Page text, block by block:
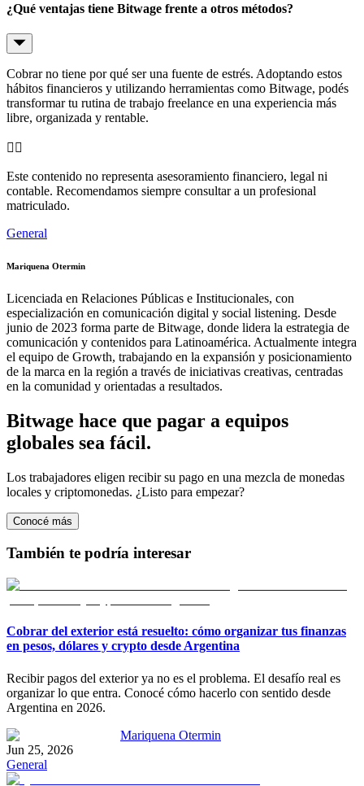
¿Qué ventajas tiene Bitwage frente a otros métodos?
Cobrar no tiene por qué ser una fuente de estrés. Adoptando estos
hábitos financieros y utilizando herramientas como Bitwage, podés
transformar tu rutina de trabajo freelance en una experiencia más
libre, organizada y rentable.
👉🏼
Este contenido no representa asesoramiento financiero, legal ni
contable. Recomendamos siempre consultar a un profesional
matriculado.
General
Mariquena Otermin
Licenciada en Relaciones Públicas e Institucionales, con
especialización en comunicación digital y social listening. Desde
junio de 2023 forma parte de Bitwage, donde lidera la estrategia de
comunicación y contenidos para Latinoamérica. Actualmente integra
el equipo de Growth, trabajando en la expansión y posicionamiento
de la marca en la región a través de iniciativas creativas, centradas
en la comunidad y orientadas a resultados.
Bitwage hace que pagar a equipos
globales sea fácil.
Los trabajadores eligen recibir su pago en una mezcla de monedas
locales y criptomonedas. ¿Listo para empezar?
Conocé más
También te podría interesar
Cobrar del exterior está resuelto: cómo organizar tus finanzas
en pesos, dólares y crypto desde Argentina
Recibir pagos del exterior ya no es el problema. El desafío real es
organizar lo que entra. Conocé cómo hacerlo con sentido desde
Argentina en 2026.
Mariquena Otermin
Jun 25, 2026
General